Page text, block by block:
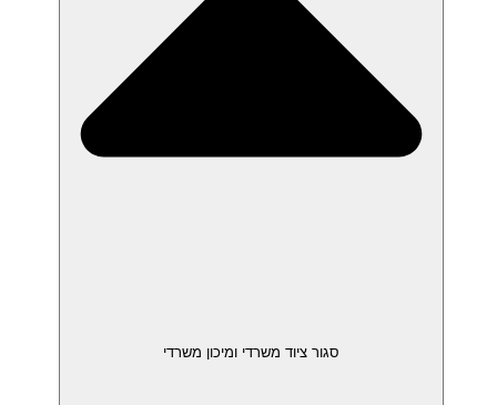
סגור ציוד משרדי ומיכון משרדי